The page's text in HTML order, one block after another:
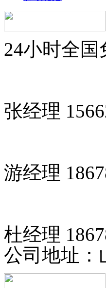
24小时全
张经理
游经理
杜经理
公司地址：